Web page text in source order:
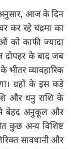
आज के दिन
कर रहे चंद्रमा का
को काफी ज्यादा
दोपहर के बाद जब
भीतर व्यावहारिक
ग्रहों के इस कड़े
और धनु राशि के
से बेहद अनुकूल और
कुछ अन्य विशिष्ट
सावधानी और